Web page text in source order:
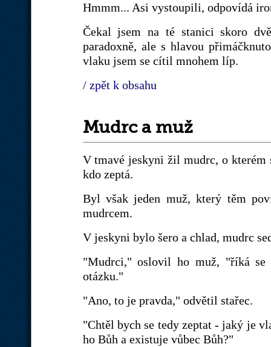
Hmmm... Asi vystoupili, odpovídá
Čekal jsem na té stanici skoro
paradoxně, ale s hlavou
vlaku jsem se cítil mnohem líp.
/ zpět k obsahu
Mudrc a muž
V tmavé jeskyni žil mudrc, o kterém
kdo zeptá.
Byl však jeden muž, který těm
mudrcem.
V jeskyni bylo šero a chlad, mudrc
"Mudrci," oslovil ho muž, "říká se
otázku."
"Ano, to je pravda," odvětil stařec.
"Chtěl bych se tedy zeptat - jaký je
ho Bůh a existuje vůbec Bůh?"